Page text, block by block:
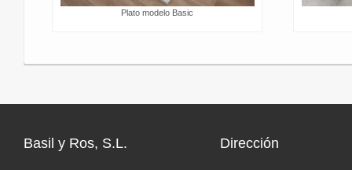
Plato modelo Basic
Basil y Ros, S.L. Dirección